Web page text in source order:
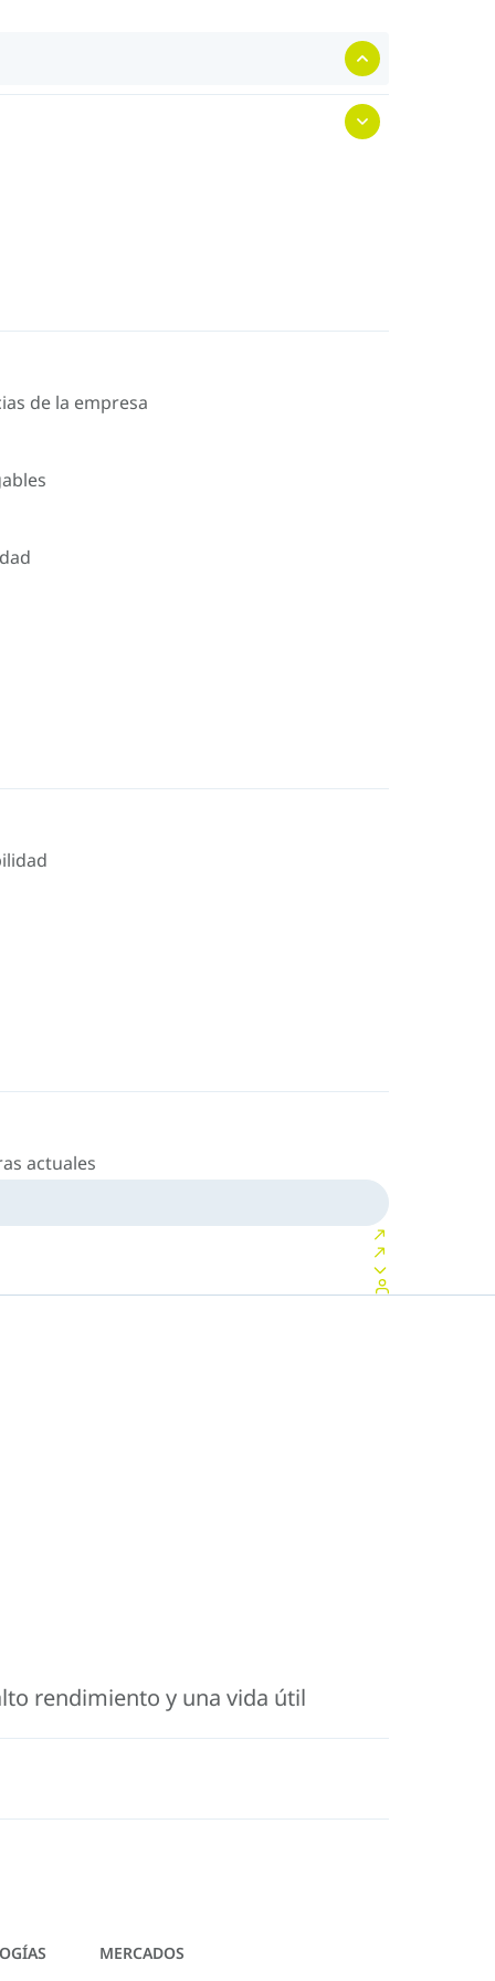
de la empresa
actuales
rendimiento y una vida útil
MERCADOS